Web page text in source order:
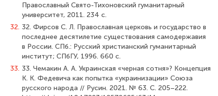
Православный Свято-Тихоновский гуманитарный
университет, 2011. 234 с.
32. 32. Фирсов С. Л. Православная церковь и государство в
последнее десятилетие существования самодержавия
в России. СПб.: Русский христианский гуманитарный
институт; СПбГУ, 1996. 660 с.
33. 33. Чемакин А. А. Украинская «черная сотня»? Концепция
К. К. Федевича как попытка «украинизации» Союза
русского народа // Русин. 2021. № 63. С. 205–222.